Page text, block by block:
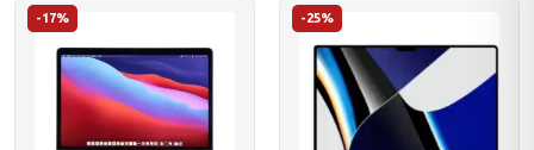
-17% -25%